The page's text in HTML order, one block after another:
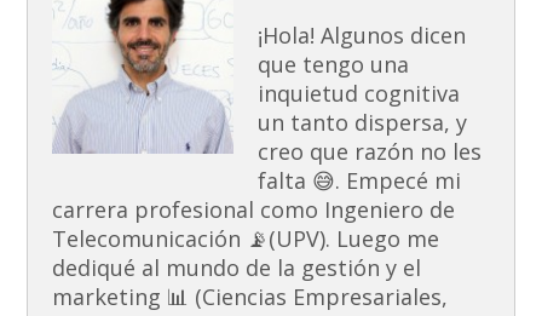
¡Hola! Algunos dicen
que tengo una
inquietud cognitiva
un tanto dispersa, y
creo que razón no les
falta 😅. Empecé mi
carrera profesional como Ingeniero de
Telecomunicación 📡(UPV). Luego me
dediqué al mundo de la gestión y el
marketing 📊 (Ciencias Empresariales,